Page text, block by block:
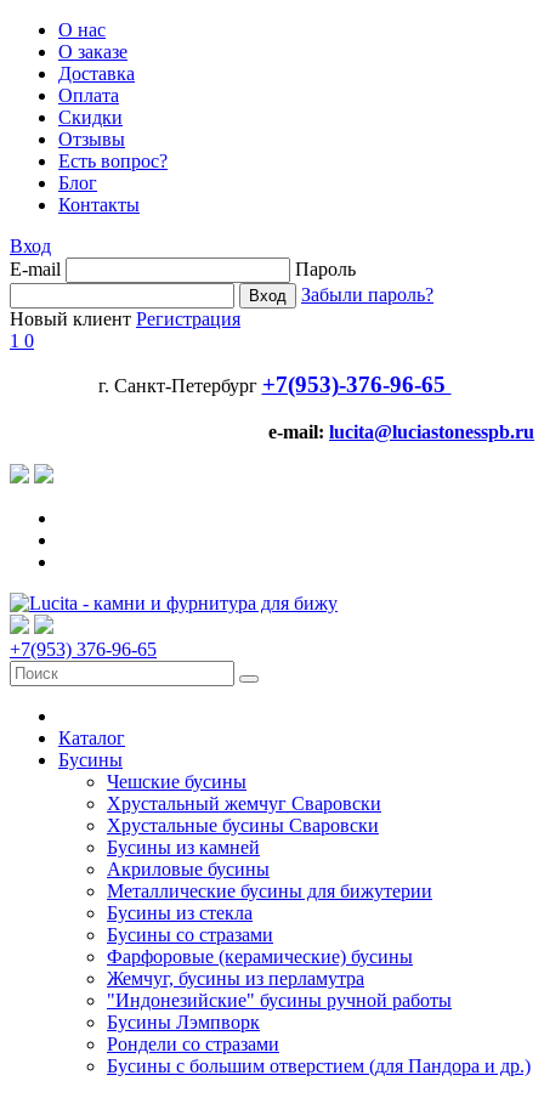
О нас
О заказе
Доставка
Оплата
Скидки
Отзывы
Есть вопрос?
Блог
Контакты
Вход
E-mail
Пароль
Забыли пароль?
Новый клиент Регистрация
1 0
г. Санкт-Петербург +7(953)-376-96-65
e-mail: lucita@luciastonesspb.ru
+7(953) 376-96-65
Каталог
Бусины
Чешские бусины
Хрустальный жемчуг Сваровски
Хрустальные бусины Сваровски
Бусины из камней
Акриловые бусины
Металлические бусины для бижутерии
Бусины из стекла
Бусины со стразами
Фарфоровые (керамические) бусины
Жемчуг, бусины из перламутра
"Индонезийские" бусины ручной работы
Бусины Лэмпворк
Рондели со стразами
Бусины с большим отверстием (для Пандора и др.)